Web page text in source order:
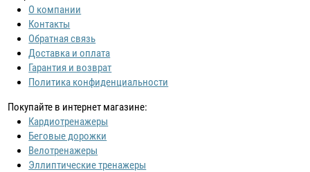
О компании
Контакты
Обратная связь
Доставка и оплата
Гарантия и возврат
Политика конфиденциальности
Покупайте в интернет магазине:
Кардиотренажеры
Беговые дорожки
Велотренажеры
Эллиптические тренажеры